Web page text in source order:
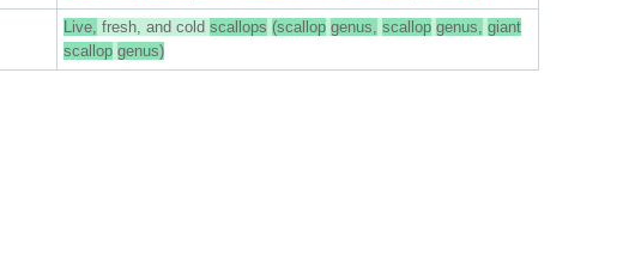
Live, fresh, and cold scallops (scallop genus, scallop genus, giant
scallop genus)